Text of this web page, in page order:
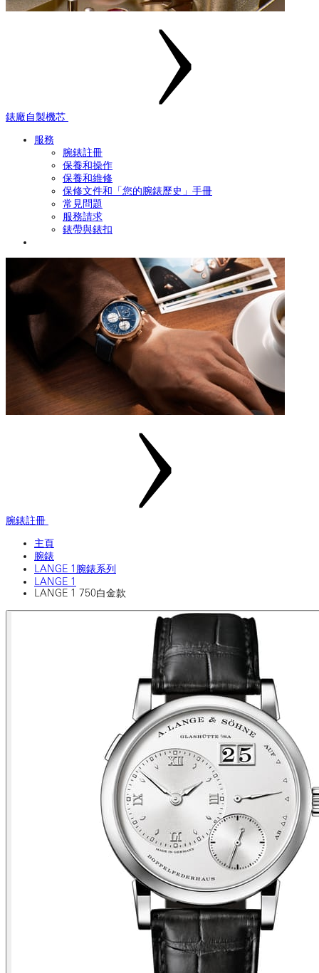
錶廠自製機芯
服務
腕錶註冊
保養和操作
保養和維修
保修文件和「您的腕錶歷史」手冊
常見問題
服務請求
錶帶與錶扣
腕錶註冊
主頁
腕錶
LANGE 1腕錶系列
LANGE 1
LANGE 1 750白金款